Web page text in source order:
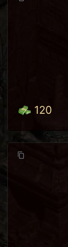
120